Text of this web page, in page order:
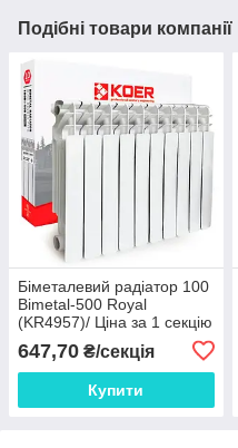
Подібні товари компанії
Біметалевий радіатор 100
Bimetal-500 Royal
(KR4957)/ Ціна за 1 секцію
647,70 ₴/секція
Купити